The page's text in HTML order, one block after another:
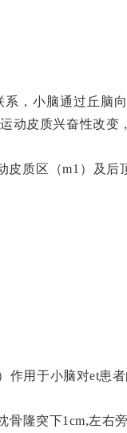
，小脑通过丘脑
动皮质兴奋性改
皮质区（m1）及
作用于小脑对et患
骨隆突下1cm,左右